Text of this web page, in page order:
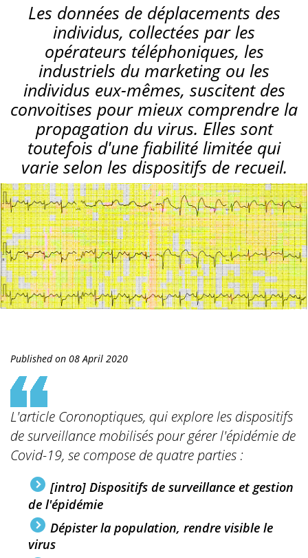
Les données de déplacements des
individus, collectées par les
opérateurs téléphoniques, les
industriels du marketing ou les
individus eux-mêmes, suscitent des
convoitises pour mieux comprendre la
propagation du virus. Elles sont
toutefois d'une fiabilité limitée qui
varie selon les dispositifs de recueil.
Published on 08 April 2020
L'article Coronoptiques, qui explore les dispositifs
de surveillance mobilisés pour gérer l'épidémie de
Covid-19, se compose de quatre parties :
[intro] Dispositifs de surveillance et gestion
de l'épidémie
Dépister la population, rendre visible le
virus